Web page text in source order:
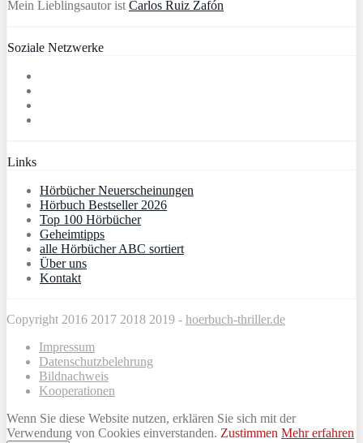
Mein Lieblingsautor ist Carlos Ruiz Zafón
Soziale Netzwerke
Links
Hörbücher Neuerscheinungen
Hörbuch Bestseller 2026
Top 100 Hörbücher
Geheimtipps
alle Hörbücher ABC sortiert
Über uns
Kontakt
Copyright 2016 2017 2018 2019 - hoerbuch-thriller.de
Impressum
Datenschutzbelehrung
Bildnachweis
Kooperationen
Wenn Sie diese Website nutzen, erklären Sie sich mit der
Verwendung von Cookies einverstanden. Zustimmen Mehr erfahren